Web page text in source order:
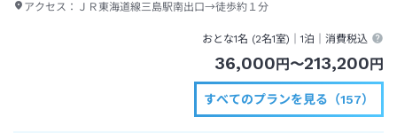
アクセス： ＪＲ東海道線三島駅南出口→徒歩約１分
おとな1名 (2名1室)｜1泊 ｜消費税込
36,000 円 〜213,200 円
すべてのプランを見る（157）